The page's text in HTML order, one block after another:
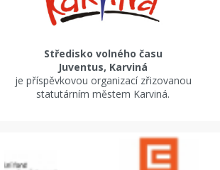
Středisko volného času
Juventus, Karviná
je příspěvkovou organizací zřizovanou
statutárním městem Karviná.